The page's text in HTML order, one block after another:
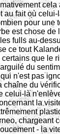
au fait où
pour une
est chose
fulls au-
ce tout
que le
du
n'est pas
du
celui-là
la
chargeant
- la